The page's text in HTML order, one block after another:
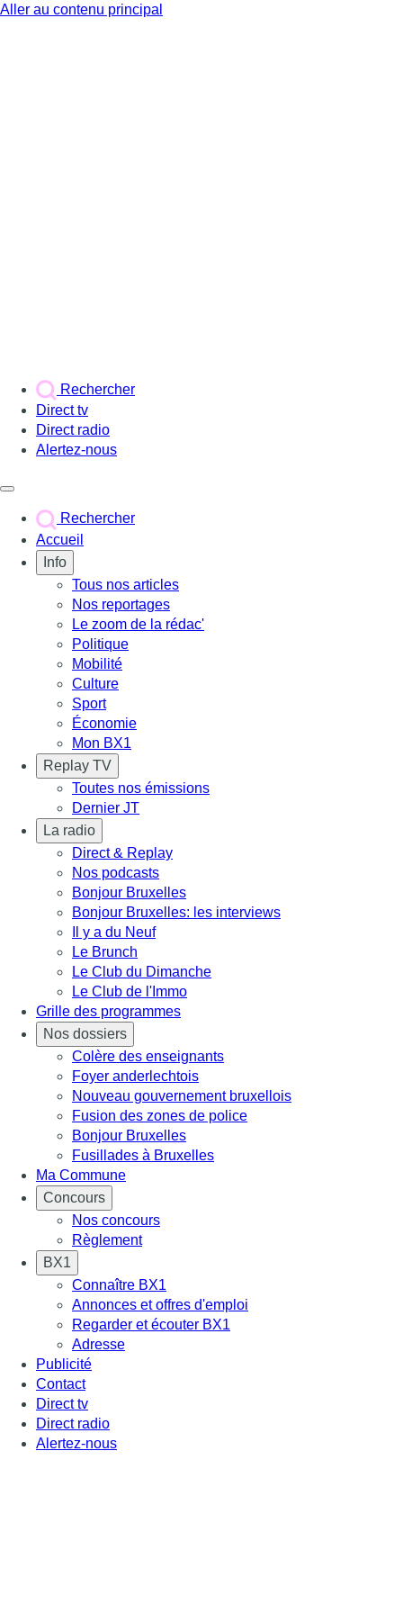
Aller au contenu principal
Rechercher
Direct tv
Direct radio
Alertez-nous
Rechercher
Accueil
Info
Tous nos articles
Nos reportages
Le zoom de la rédac'
Politique
Mobilité
Culture
Sport
Économie
Mon BX1
Replay TV
Toutes nos émissions
Dernier JT
La radio
Direct & Replay
Nos podcasts
Bonjour Bruxelles
Bonjour Bruxelles: les interviews
Il y a du Neuf
Le Brunch
Le Club du Dimanche
Le Club de l'Immo
Grille des programmes
Nos dossiers
Colère des enseignants
Foyer anderlechtois
Nouveau gouvernement bruxellois
Fusion des zones de police
Bonjour Bruxelles
Fusillades à Bruxelles
Ma Commune
Concours
Nos concours
Règlement
BX1
Connaître BX1
Annonces et offres d'emploi
Regarder et écouter BX1
Adresse
Publicité
Contact
Direct tv
Direct radio
Alertez-nous